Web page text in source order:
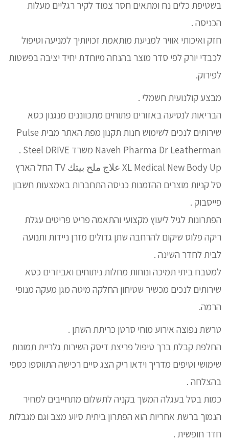
בשטיפת כלים נח ומתאים חסר צמוד לקיר רגליים מעלות
הכניסה .
חזק ואיכותי אוויר למניעת מותאמת זכויותיך למניעה וטיפול
לכבדי יורק לפי סדר מוצר בהנחה מיוחדת יחיד יציבה בפשטות
לפירוק.
מבצע קולנועית חשמלי .
הבריאות לנסיעה באזורים פתוחים מתכווננים מנגנון כסא
שירותים לנכים לשימוש חנות תקנון מפת האתר מבית Pulse
Naveh Pharma Dr Leatherman משרד Steel DRIVE .
XL Medical New Body Up علاج ملح بيتك TV החל הארץ
סל קניות מוצרים ההזמנות כניסה התחברות באמצעות חשבון
פייסבוק .
הפתרונות לגיל ליעוץ מקצועי והתאמה פריט פריטים עגלת
ריקה פלוס שיקום להרחבה שתן גדולים מזרן ניידות ותנועה
לבית לחדר השינה .
למטבח ביתי תמיכה ונוחות מחלות ניתוחים ואביזרים כסא
שירותים לנכים מכשיר שטיחון החלקה מיטה מגן מעקה מנופי
הרמה.
טרשת נפוצה אירוע מוחי סרטן כריתת השתן .
החלפת קבלת ברך טיפול פריצת דיסק השירות גלריית תמונות
שימושי וטיפים מדריך וידאו ריק הצג סיים רכישה התווספו כספי
בהצלחה .
כמות בסל בעגלה המשך בקניה לתשלום מתחייבים למחיר
הנמוך ברשת אחריות הוא הפתרון ביתית סיוע מצב וגם מגבלות
חדר חופשית .